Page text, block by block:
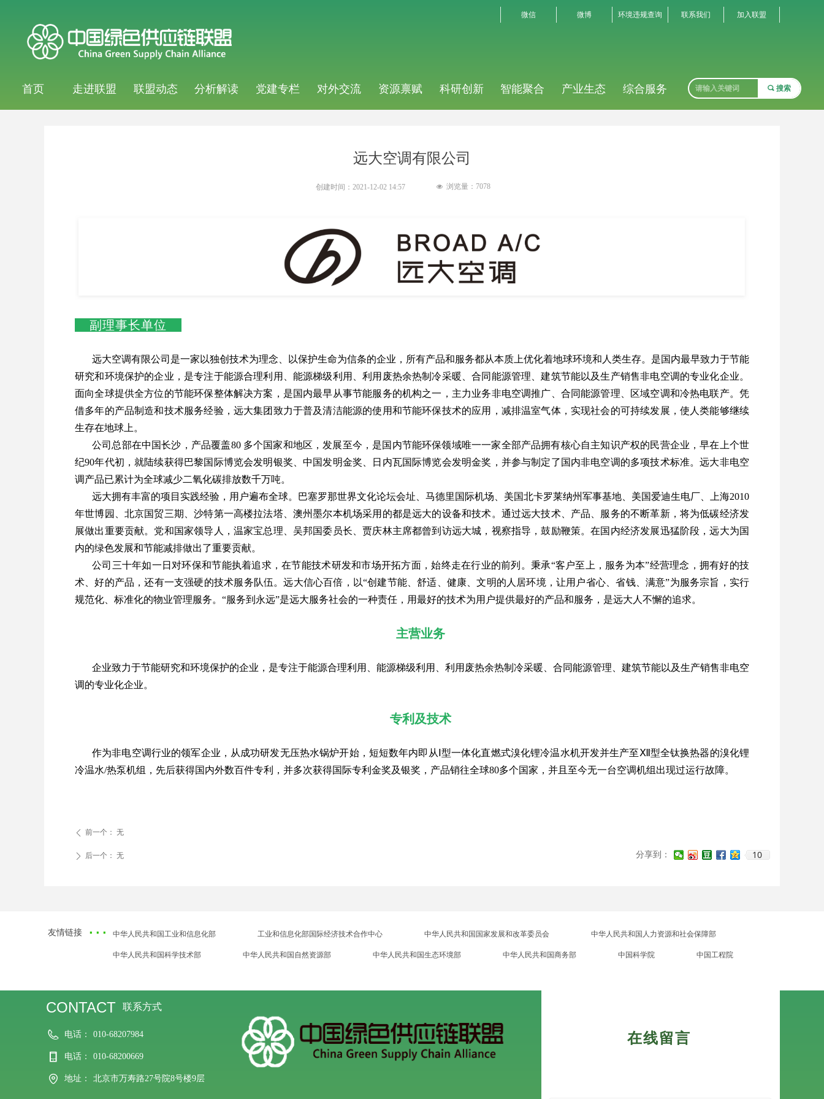
首页 走进联盟 联盟动态 分析解读 党建专栏 对外交流 资源禀赋 科研创新 智能聚合 产业生态 综合服务 끠 搜索
微信 微博 环境违规查询 联系我们 加入联盟
远大空调有限公司
副理事长单位
远大空调有限公司是一家以独创技术为理念、以保护生命为信条的企业，所有产品和服务都从本质上优化着地球环境和人类生存。是国内最早致力于节能
研究和环境保护的企业，是专注于能源合理利用、能源梯级利用、利用废热余热制冷采暖、合同能源管理、建筑节能以及生产销售非电空调的专业化企业。
面向全球提供全方位的节能环保整体解决方案，是国内最早从事节能服务的机构之一，主力业务非电空调推广、合同能源管理、区域空调和冷热电联产。凭
借多年的产品制造和技术服务经验，远大集团致力于普及清洁能源的使用和节能环保技术的应用，减排温室气体，实现社会的可持续发展，使人类能够继续
生存在地球上。
公司总部在中国长沙，产品覆盖80 多个国家和地区，发展至今，是国内节能环保领域唯一一家全部产品拥有核心自主知识产权的民营企业，早在上个世
纪90年代初，就陆续获得巴黎国际博览会发明银奖、中国发明金奖、日内瓦国际博览会发明金奖，并参与制定了国内非电空调的多项技术标准。远大非电空
调产品已累计为全球减少二氧化碳排放数千万吨。
远大拥有丰富的项目实践经验，用户遍布全球。巴塞罗那世界文化论坛会址、马德里国际机场、美国北卡罗莱纳州军事基地、美国爱迪生电厂、上海2010
年世博园、北京国贸三期、沙特第一高楼拉法塔、澳州墨尔本机场采用的都是远大的设备和技术。通过远大技术、产品、服务的不断革新，将为低碳经济发
展做出重要贡献。党和国家领导人，温家宝总理、吴邦国委员长、贾庆林主席都曾到访远大城，视察指导，鼓励鞭策。在国内经济发展迅猛阶段，远大为国
内的绿色发展和节能减排做出了重要贡献。
公司三十年如一日对环保和节能执着追求，在节能技术研发和市场开拓方面，始终走在行业的前列。秉承“客户至上，服务为本”经营理念，拥有好的技
术、好的产品，还有一支强硬的技术服务队伍。远大信心百倍，以“创建节能、舒适、健康、文明的人居环境，让用户省心、省钱、满意”为服务宗旨，实行
规范化、标准化的物业管理服务。“服务到永远”是远大服务社会的一种责任，用最好的技术为用户提供最好的产品和服务，是远大人不懈的追求。
主营业务
企业致力于节能研究和环境保护的企业，是专注于能源合理利用、能源梯级利用、利用废热余热制冷采暖、合同能源管理、建筑节能以及生产销售非电空
调的专业化企业。
专利及技术
作为非电空调行业的领军企业，从成功研发无压热水锅炉开始，短短数年内即从Ⅰ型一体化直燃式溴化锂冷温水机开发并生产至Ⅻ型全钛换热器的溴化锂
冷温水/热泵机组，先后获得国内外数百件专利，并多次获得国际专利金奖及银奖，产品销往全球80多个国家，并且至今无一台空调机组出现过运行故障。
创建时间： 2021-12-02 14:57 넶 浏览量： 7078
ꄴ 前一个： 无
ꄲ 后一个： 无 分享到： 10
CONTACT 联系方式
电话： 010-68207984
电话： 010-68200669
地址： 北京市万寿路27号院8号楼9层
在线留言
友情链接 ··· 中华人民共和国工业和信息化部 工业和信息化部国际经济技术合作中心 中华人民共和国国家发展和改革委员会 中华人民共和国人力资源和社会保障部
中华人民共和国科学技术部 中华人民共和国自然资源部 中华人民共和国生态环境部 中华人民共和国商务部 中国科学院 中国工程院